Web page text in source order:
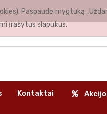
Kontaktai
Paspaudę mygtuką
įrašytus slapukus.